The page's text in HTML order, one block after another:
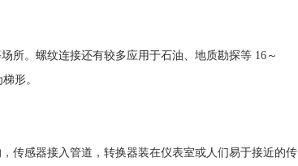
所。螺纹连接还有较多应用于石油、地质勘探等 16～
梯形。
传感器接入管道，转换器装在仪表室或人们易于接近的传